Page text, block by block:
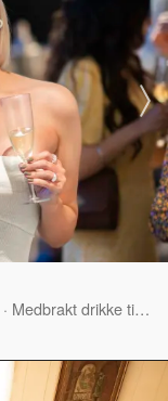
· Medbrakt drikke tillatt